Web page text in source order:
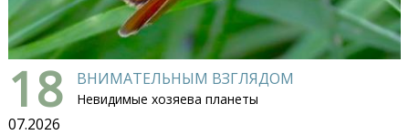
18
07.2026
ВНИМАТЕЛЬНЫМ ВЗГЛЯДОМ
Невидимые хозяева планеты